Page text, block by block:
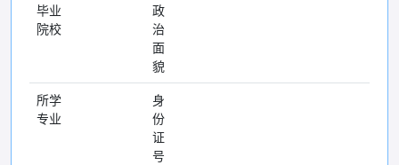
毕业
院校
政
治
面
貌
所学
专业
身
份
证
号